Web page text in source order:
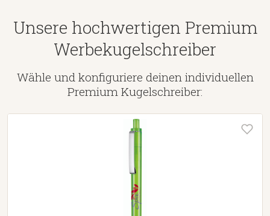
Unsere hochwertigen Premium
Werbekugelschreiber
Wähle und konfiguriere deinen individuellen
Premium Kugelschreiber: